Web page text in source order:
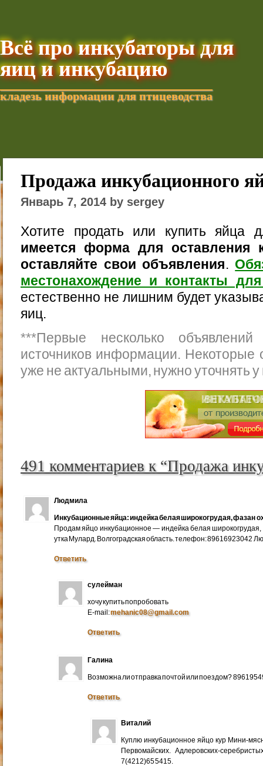
Всё про инкубаторы для
яиц и инкубацию
кладезь информации для птицеводства
Добавить текущую
Продажа инкубационного
Январь 7, 2014 by sergey
Хотите продать или купить яйца
имеется форма для оставления
оставляйте свои объявления.
местонахождение и контакты
естественно не лишним будет
яиц.
***Первые несколько
источников информации. Некоторые
уже не актуальными, нужно уточнять
491 комментариев к “Продажа
Людмила
Инкубационные яйца: индейка белая широкогрудая, фазан
Продам яйцо инкубационное — индейка белая
утка Мулард. Волгоградская область. телефон: 89616923042
Ответить
сулейман
хочу купить попробовать
E-mail:mehanic08@gmail.com
Ответить
Галина
Возможна ли отправка почтой или поездом?
Ответить
Виталий
Куплю инкубационное яйцо кур Мини-
Первомайских. Адлеровских-
7(4212)65 5415.